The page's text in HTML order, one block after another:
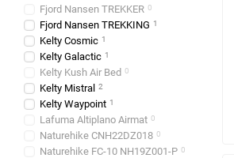
Fjord Nansen TREKKER 0
Fjord Nansen TREKKING 1
Kelty Cosmic 1
Kelty Galactic 1
Kelty Kush Air Bed 0
Kelty Mistral 2
Kelty Waypoint 1
Lafuma Altiplano Airmat 0
Naturehike CNH22DZ018 0
Naturehike FC-10 NH19Z001-P 0